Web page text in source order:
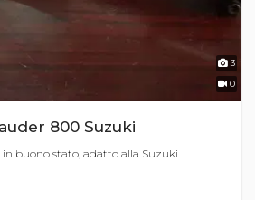
3
0
800 Suzuki
in buono stato, adatto alla Suzuki